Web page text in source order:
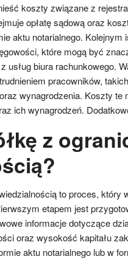
koszty związane z
opłatę sądową oraz
aktu notarialnego. Kolejnym
które mogą być
usług biura rachunkowego.
pracowników,
wynagrodzenia. Koszty te
ich wynagrodzeń.
z
to proces, który
etapem jest
informacje dotyczące
oraz wysokość kapitału
aktu notarialnego lub w